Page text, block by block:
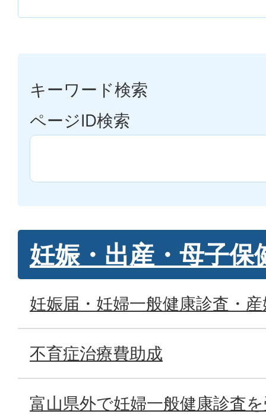
キーワード検索
ページID検索
妊娠・出産・母子保
妊娠届・妊婦一般健康診査・
不育症治療費助成
富山県外で妊婦一般健康診査